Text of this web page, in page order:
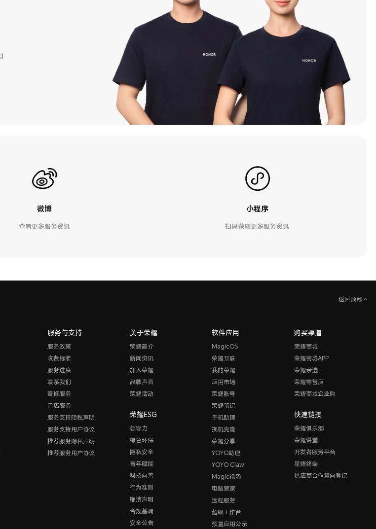
微博
查看更多服务资讯
小程序
扫码获取更多服务资讯
返回顶部
服务与支持
服务政策
收费标准
服务进度
联系我们
寄修服务
门店服务
服务支持隐私声明
服务支持用户协议
推荐服务隐私声明
推荐服务用户协议
关于荣耀
荣耀简介
新闻资讯
加入荣耀
品牌声音
荣耀活动
荣耀ESG
领导力
绿色环保
隐私安全
青年赋能
科技向善
行为准则
廉洁声明
合规基调
安全公告
软件应用
MagicOS
荣耀互联
我的荣耀
应用市场
荣耀账号
荣耀笔记
手机助理
换机克隆
荣耀分享
YOYO助理
YOYO Claw
Magic视界
电脑管家
远程服务
超级工作台
预置应用公示
购买渠道
荣耀商城
荣耀商城APP
荣耀亲选
荣耀零售店
荣耀商城企业购
快速链接
荣耀俱乐部
荣耀讲堂
开发者服务平台
星耀终端
供应商合作意向登记